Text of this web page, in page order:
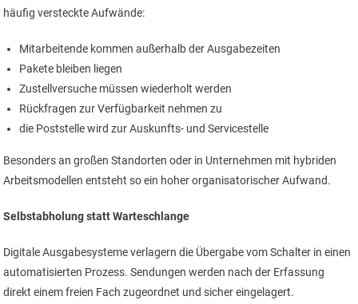
häufig versteckte Aufwände:
Mitarbeitende kommen außerhalb der Ausgabezeiten
Pakete bleiben liegen
Zustellversuche müssen wiederholt werden
Rückfragen zur Verfügbarkeit nehmen zu
die Poststelle wird zur Auskunfts- und Servicestelle
Besonders an großen Standorten oder in Unternehmen mit hybriden
Arbeitsmodellen entsteht so ein hoher organisatorischer Aufwand.
Selbstabholung statt Warteschlange
Digitale Ausgabesysteme verlagern die Übergabe vom Schalter in einen
automatisierten Prozess. Sendungen werden nach der Erfassung
direkt einem freien Fach zugeordnet und sicher eingelagert.